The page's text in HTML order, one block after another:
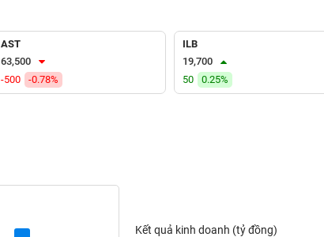
AST
63,500
-500
-0.78%
ILB
19,700
50
0.25%
Kết quả kinh doanh (tỷ đồng)